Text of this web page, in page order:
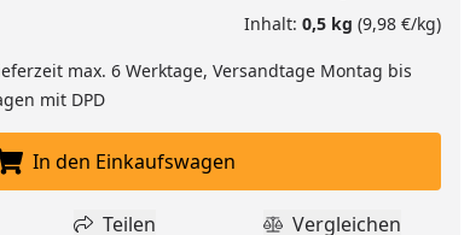
Inhalt: 0,5 kg (9,98 €/kg)
max. 6 Werktage, Versandtage Montag bis
mit DPD
In den Einkaufswagen legen
In den Einkaufswagen
Teilen Vergleichen